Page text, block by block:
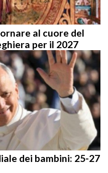
al cuore del
per il 2027
dei bambini: 25-27